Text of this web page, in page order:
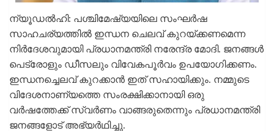
ന്യൂഡല്‍ഹി: പശ്ചിമേഷ്യയിലെ സംഘര്‍ഷ
സാഹചര്യത്തില്‍ ഇന്ധന ചെലവ് കുറയ്ക്കണമെന്ന
നിര്‍ദേശവുമായി പ്രധാനമന്ത്രി നരേന്ദ്ര മോദി. ജനങ്ങള്‍
പെട്രോളും ഡീസലും വിവേകപൂര്‍വം ഉപയോഗിക്കണം.
ഇന്ധനച്ചെലവ് കുറക്കാന്‍ ഇത് സഹായിക്കും. നമ്മുടെ
വിദേശനാണ്യത്തെ സംരക്ഷിക്കാനായി ഒരു
വര്‍ഷത്തേക്ക് സ്വര്‍ണം വാങ്ങരുതെന്നും പ്രധാനമന്ത്രി
ജനങ്ങളോട് അഭ്യര്‍ഥിച്ചു.